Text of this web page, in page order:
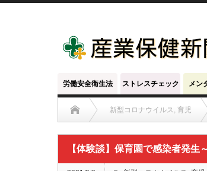
労働安全衛生法 ストレスチェック メン
新型コロナウイルス, 育児
【体験談】保育園で感染者発生